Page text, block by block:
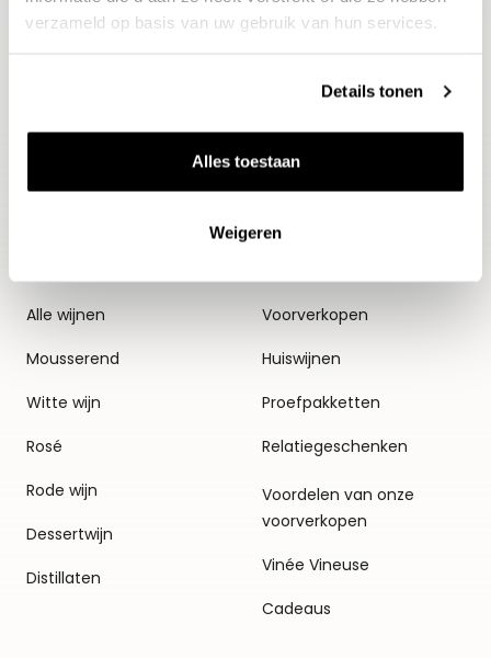
verzameld op basis van uw gebruik van hun services.
Details tonen
Alles toestaan
Weigeren
Aanmelden
Alle wijnen
Mousserend
Witte wijn
Rosé
Rode wijn
Dessertwijn
Distillaten
Thema's
Voorverkopen
Huiswijnen
Proefpakketten
Relatiegeschenken
Voordelen van onze
voorverkopen
Vinée Vineuse
Cadeaus